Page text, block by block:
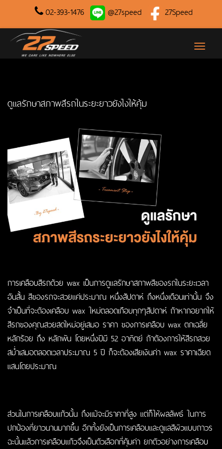
02-393-1476 @27speed 27Speed
Toggle
ดูแลรักษาสภาพสีรถในระยะยาวยังไงให้คุ้ม
การเคลือบสีรถด้วย wax เป็นการดูแลรักษาสภาพสีของรถในระยะเวลา
อันสั้น สีของรถจะสวยแค่ประมาณ หนึ่งสัปดาห์ ถึงหนึ่งเดือนเท่านั้น จึง
จำเป็นที่จะต้องเคลือบ wax ใหม่ตลอดเกือบทุกๆสัปดาห์ ถ้าหากอยากให้
สีรถของคุณสวยสดใหม่อยู่เสมอ ราคา ของการเคลือบ wax ตกเฉลี่ย
หลักร้อย ถึง หลักพัน โดยหนึ่งปีมี 52 อาทิตย์ ถ้าต้องการให้สีรถสวย
สม่ำเสมอตลอดเวลาประมาณ 5 ปี ก็จะต้องเสียเงินค่า wax ราคาเฉียด
แสนโดยประมาณ
ส่วนในการเคลือบแก้วนั้น ถึงแม้จะมีราคาที่สูง แต่ก็ให้ผลลัพธ์ ในการ
ปกป้องที่ยาวนานมากขึ้น อีกทั้งยังเป็นการเคลือบและดูแลสีผิวแบบถาวร
ฉะนั้นแล้วการเคลือบแก้วจึงเป็นตัวเลือกที่คุ้มค่า ยกตัวอย่างการเคลือบ